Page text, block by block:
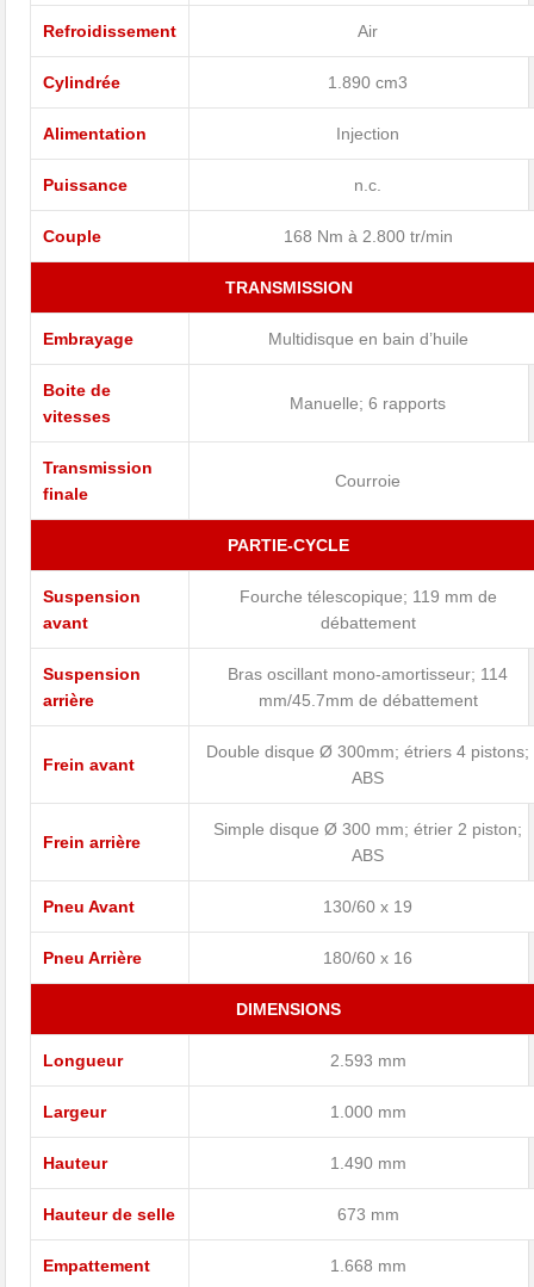
Refroidissement Air
Cylindrée 1.890 cm3
Alimentation Injection
Puissance n.c.
Couple 168 Nm à 2.800 tr/min
TRANSMISSION
Embrayage Multidisque en bain d’huile
Boite de
vitesses
Manuelle; 6 rapports
Transmission
finale
Courroie
PARTIE-CYCLE
Suspension
avant
Fourche télescopique; 119 mm de
débattement
Suspension
arrière
Bras oscillant mono-amortisseur; 114
mm/45.7mm de débattement
Frein avant
Double disque Ø 300mm; étriers 4 pistons;
ABS
Frein arrière
Simple disque Ø 300 mm; étrier 2 piston;
ABS
Pneu Avant 130/60 x 19
Pneu Arrière 180/60 x 16
DIMENSIONS
Longueur 2.593 mm
Largeur 1.000 mm
Hauteur 1.490 mm
Hauteur de selle 673 mm
Empattement 1.668 mm